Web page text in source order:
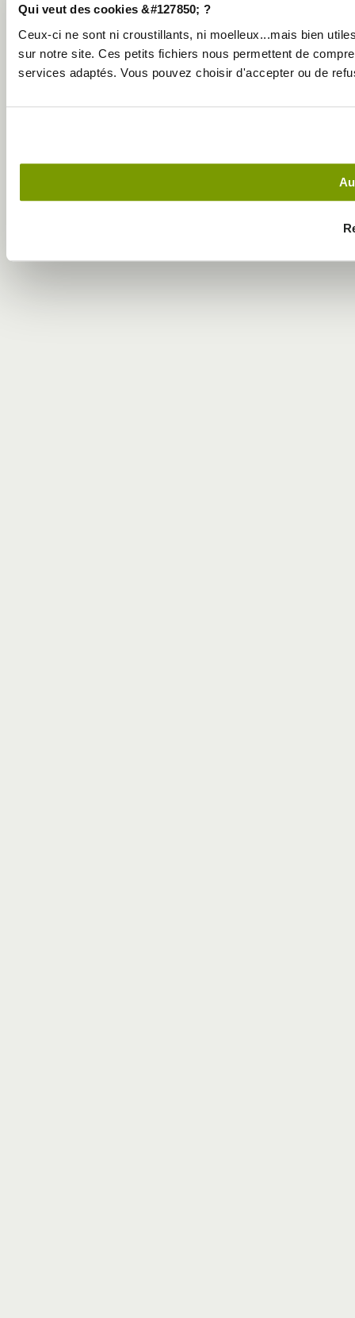
Qui veut des cookies &#127850; ?
Ceux-ci ne sont ni croustillants, ni moelleux...mais bien
sur notre site. Ces petits fichiers nous permettent de
services adaptés. Vous pouvez choisir d'accepter ou de